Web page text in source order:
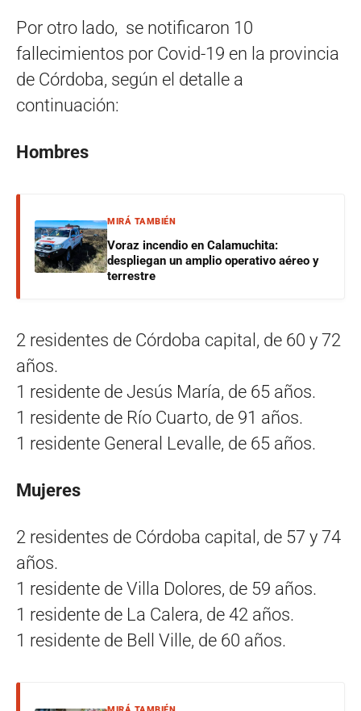
Por otro lado, se notificaron 10
fallecimientos por Covid-19 en la provincia
de Córdoba, según el detalle a
continuación:
Hombres
MIRÁ TAMBIÉN
Voraz incendio en Calamuchita:
despliegan un amplio operativo aéreo y
terrestre
2 residentes de Córdoba capital, de 60 y 72
años.
1 residente de Jesús María, de 65 años.
1 residente de Río Cuarto, de 91 años.
1 residente General Levalle, de 65 años.
Mujeres
2 residentes de Córdoba capital, de 57 y 74
años.
1 residente de Villa Dolores, de 59 años.
1 residente de La Calera, de 42 años.
1 residente de Bell Ville, de 60 años.